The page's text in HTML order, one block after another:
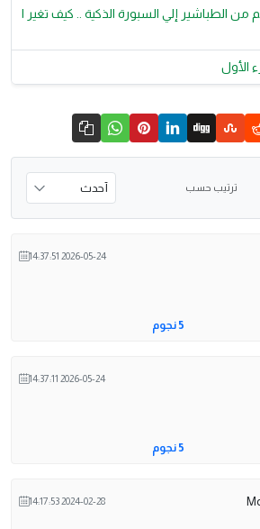
من الطباشير إلي السبورة الذكية .. كيف تغير ا
الأول
ترتيب حسب
2026-05-24 14:37:51
5 نجوم
2026-05-24 14:37:11
5 نجوم
2024-02-28 14:17:53